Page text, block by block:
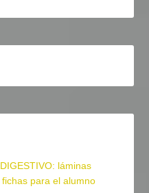
láminas
para el alumno